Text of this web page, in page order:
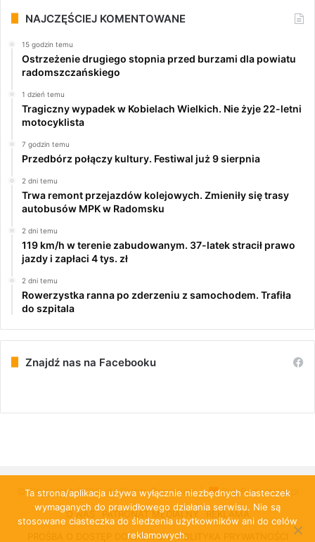
NAJCZĘŚCIEJ KOMENTOWANE
15 godzin temu
Ostrzeżenie drugiego stopnia przed burzami dla powiatu
radomszczańskiego
1 dzień temu
Tragiczny wypadek w Kobielach Wielkich. Nie żyje 22-letni
motocyklista
7 godzin temu
Przedbórz połączy kultury. Festiwal już 9 sierpnia
2 dni temu
Trwa remont przejazdów kolejowych. Zmieniły się trasy
autobusów MPK w Radomsku
2 dni temu
119 km/h w terenie zabudowanym. 37-latek stracił prawo
jazdy i zapłaci 4 tys. zł
2 dni temu
Rowerzystka ranna po zderzeniu z samochodem. Trafiła
do szpitala
Znajdź nas na Facebooku
© Copyright 2026, All Rights Reserved | PulsRadomska.pl
O NAS PATRONAT MEDIALNY
REKLAMA
PROŚBA O DOSTĘP DO DANYCH
POLITYKA PRYWATNOŚCI
Ta strona/aplikacja używa wyłącznie niezbędnych ciasteczek
wymaganych do prawidłowego działania serwisu. Nie są
stosowane ciasteczka do śledzenia użytkowników ani do celów
reklamowych.